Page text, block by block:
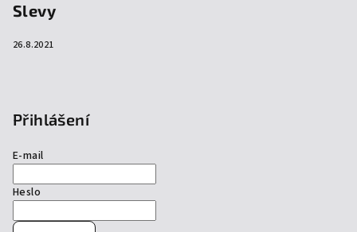
Slevy
26.8.2021
Přihlášení
E-mail
Heslo